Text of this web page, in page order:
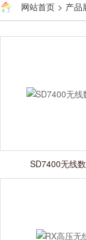
网站首页 > 产品
SD7400无线